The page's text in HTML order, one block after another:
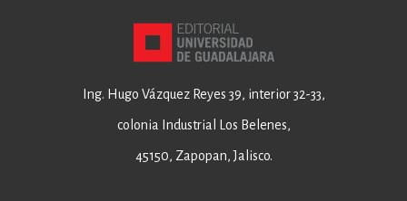
Ing. Hugo Vázquez Reyes 39, interior 32-33,
colonia Industrial Los Belenes,
45150, Zapopan, Jalisco.